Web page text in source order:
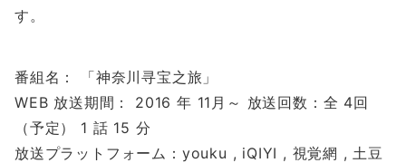
す。
番組名： 「神奈川寻宝之旅」
WEB 放送期間： 2016 年 11月～ 放送回数：全 4回
（予定） 1 話 15 分
放送プラットフォーム：youku , iQIYI , 視覚網 , 土豆